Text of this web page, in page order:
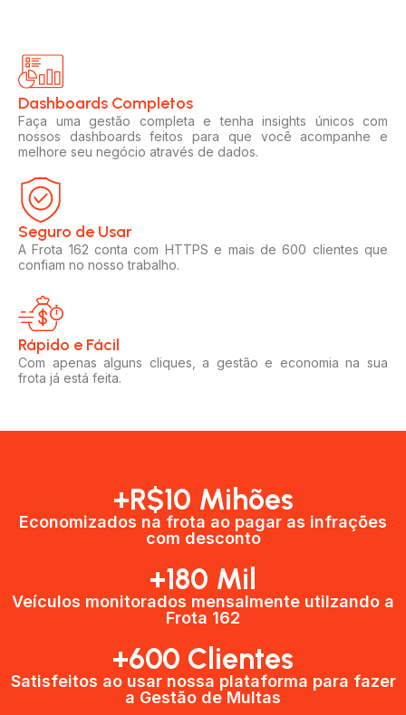
Dashboards Completos​​
Faça uma gestão completa e tenha insights únicos com
nossos dashboards feitos para que você acompanhe e
melhore seu negócio através de dados.
Seguro de Usar​
A Frota 162 conta com HTTPS e mais de 600 clientes que
confiam no nosso trabalho.
Rápido e Fácil​
Com apenas alguns cliques, a gestão e economia na sua
frota já está feita.
+R$10 Mihões
Economizados na frota ao pagar as infrações
com desconto
+180 Mil
Veículos monitorados mensalmente utilzando a
Frota 162
+600 Clientes​
Satisfeitos ao usar nossa plataforma para fazer
a Gestão de Multas​